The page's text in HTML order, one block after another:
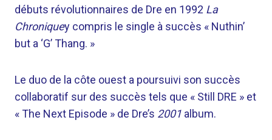
débuts révolutionnaires de Dre en 1992 La
Chroniquey compris le single à succès « Nuthin’
but a ‘G’ Thang. »
Le duo de la côte ouest a poursuivi son succès
collaboratif sur des succès tels que « Still DRE » et
« The Next Episode » de Dre’s 2001 album.